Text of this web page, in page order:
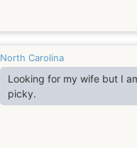
North Carolina
Looking for my wife but I
picky.